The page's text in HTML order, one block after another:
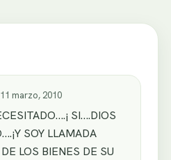
11 marzo, 2010
SI….DIOS
SOY LLAMADA
LOS BIENES DE SU